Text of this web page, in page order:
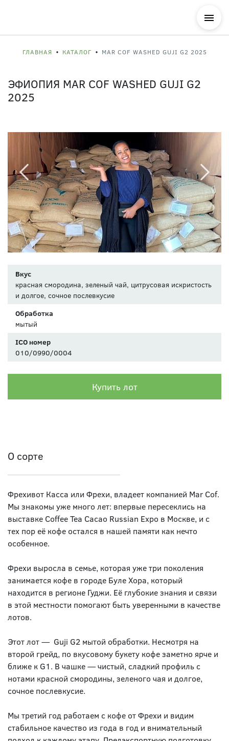
ГЛАВНАЯ КАТАЛОГ MAR COF WASHED GUJI G2 2025
ЭФИОПИЯ MAR COF WASHED GUJI G2
2025
Вкус
красная смородина, зеленый чай, цитрусовая искристость
и долгое, сочное послевкусие
Обработка
мытый
ICO номер
010/0990/0004
Купить лот
О сорте
Фрехивот Касса или Фрехи, владеет компанией Mar Cof.
Мы знакомы уже много лет: впервые пересеклись на
выставке Coffee Tea Cacao Russian Expo в Москве, и с
тех пор её кофе остался в нашей памяти как нечто
особенное.
Фрехи выросла в семье, которая уже три поколения
занимается кофе в городе Буле Хора, который
находится в регионе Гуджи. Её глубокие знания и связи
в этой местности помогают быть уверенными в качестве
лотов.
Этот лот — Guji G2 мытой обработки. Несмотря на
второй грейд, по вкусовому букету кофе заметно ярче и
ближе к G1. В чашке — чистый, сладкий профиль с
нотами красной смородины, зеленого чая и долгое,
сочное послевкусие.
Мы третий год работаем с кофе от Фрехи и видим
стабильное качество из года в год и внимательный